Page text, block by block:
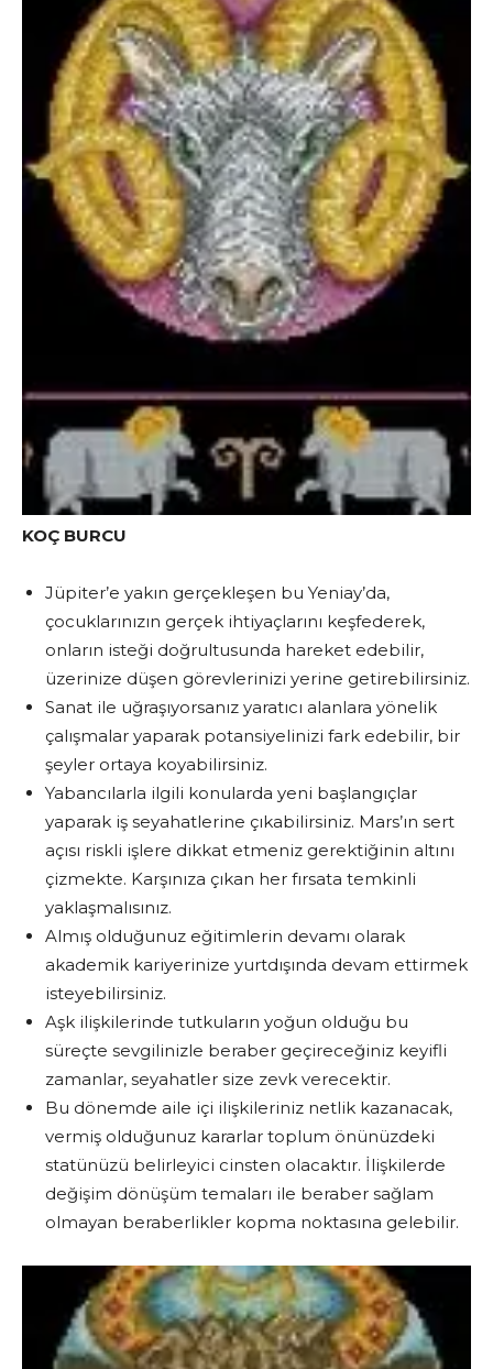
KOÇ BURCU
Jüpiter’e yakın gerçekleşen bu Yeniay’da,
çocuklarınızın gerçek ihtiyaçlarını keşfederek,
onların isteği doğrultusunda hareket edebilir,
üzerinize düşen görevlerinizi yerine getirebilirsiniz.
Sanat ile uğraşıyorsanız yaratıcı alanlara yönelik
çalışmalar yaparak potansiyelinizi fark edebilir, bir
şeyler ortaya koyabilirsiniz.
Yabancılarla ilgili konularda yeni başlangıçlar
yaparak iş seyahatlerine çıkabilirsiniz. Mars’ın sert
açısı riskli işlere dikkat etmeniz gerektiğinin altını
çizmekte. Karşınıza çıkan her fırsata temkinli
yaklaşmalısınız.
Almış olduğunuz eğitimlerin devamı olarak
akademik kariyerinize yurtdışında devam ettirmek
isteyebilirsiniz.
Aşk ilişkilerinde tutkuların yoğun olduğu bu
süreçte sevgilinizle beraber geçireceğiniz keyifli
zamanlar, seyahatler size zevk verecektir.
Bu dönemde aile içi ilişkileriniz netlik kazanacak,
vermiş olduğunuz kararlar toplum önünüzdeki
statünüzü belirleyici cinsten olacaktır. İlişkilerde
değişim dönüşüm temaları ile beraber sağlam
olmayan beraberlikler kopma noktasına gelebilir.